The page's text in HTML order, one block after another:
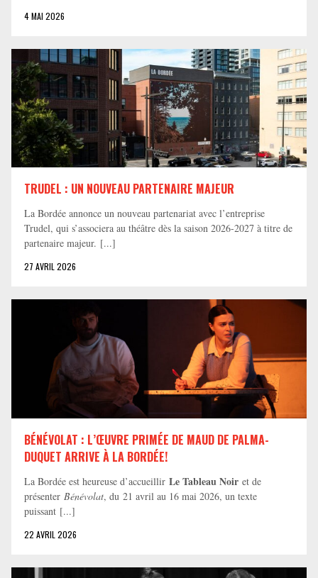
4 MAI 2026
TRUDEL : UN NOUVEAU PARTENAIRE MAJEUR
La Bordée annonce un nouveau partenariat avec l’entreprise
Trudel, qui s’associera au théâtre dès la saison 2026-2027 à titre de
partenaire majeur. [...]
27 AVRIL 2026
BÉNÉVOLAT : L’ŒUVRE PRIMÉE DE MAUD DE PALMA-
DUQUET ARRIVE À LA BORDÉE!
La Bordée est heureuse d’accueillir Le Tableau Noir et de
présenter Bénévolat, du 21 avril au 16 mai 2026, un texte
puissant [...]
22 AVRIL 2026